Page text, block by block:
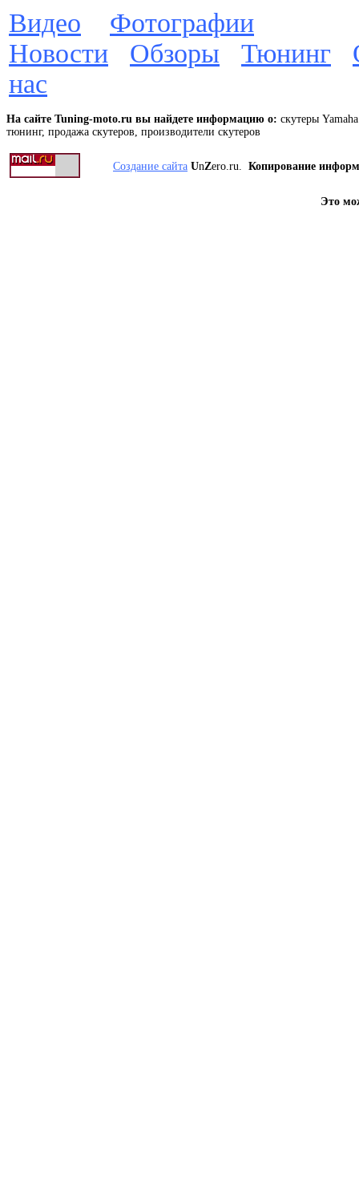
Видео
Фотографии
Новости
Обзоры Тюнинг
нас
На сайте Tuning-moto.ru вы найдете информацию о: скутеры
тюнинг, продажа скутеров, производители скутеров
Создание сайта UnZero.ru. Копирование
Это